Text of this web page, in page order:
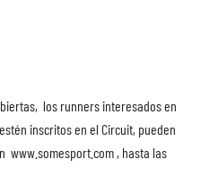
los runners interesados en
inscritos en el Circuit, pueden
www.somesport.com , hasta las